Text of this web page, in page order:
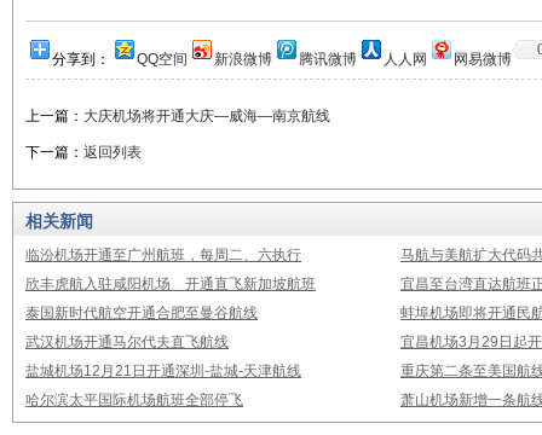
分享到： QQ空间 新浪微博 腾讯微博 人人网 网易微博
上一篇： 大庆机场将开通大庆—威海—南京航线
下一篇： 返回列表
相关新闻
临汾机场开通至广州航班，每周二、六执行
马航与美航扩大代码
欣丰虎航入驻咸阳机场 开通直飞新加坡航班
宜昌至台湾直达航班
泰国新时代航空开通合肥至曼谷航线
蚌埠机场即将开通民
武汉机场开通马尔代夫直飞航线
宜昌机场3月29日起
盐城机场12月21日开通深圳-盐城-天津航线
重庆第二条至美国航
哈尔滨太平国际机场航班全部停飞
萧山机场新增一条航